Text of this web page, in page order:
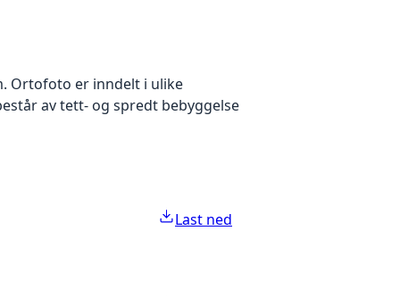
Ortofoto er inndelt i ulike
av tett- og spredt bebyggelse
Last ned